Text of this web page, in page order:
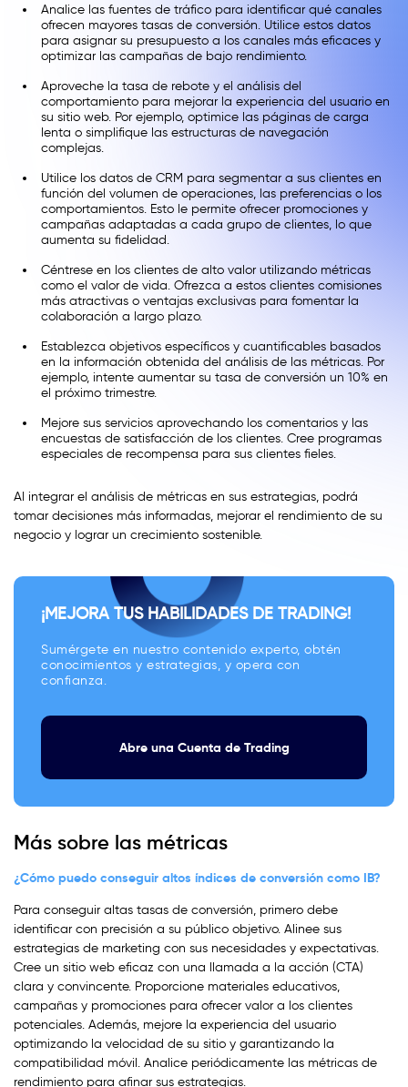
Analice las fuentes de tráfico para identificar qué canales
ofrecen mayores tasas de conversión. Utilice estos datos
para asignar su presupuesto a los canales más eficaces y
optimizar las campañas de bajo rendimiento.
Aproveche la tasa de rebote y el análisis del
comportamiento para mejorar la experiencia del usuario en
su sitio web. Por ejemplo, optimice las páginas de carga
lenta o simplifique las estructuras de navegación
complejas.
Utilice los datos de CRM para segmentar a sus clientes en
función del volumen de operaciones, las preferencias o los
comportamientos. Esto le permite ofrecer promociones y
campañas adaptadas a cada grupo de clientes, lo que
aumenta su fidelidad.
Céntrese en los clientes de alto valor utilizando métricas
como el valor de vida. Ofrezca a estos clientes comisiones
más atractivas o ventajas exclusivas para fomentar la
colaboración a largo plazo.
Establezca objetivos específicos y cuantificables basados
en la información obtenida del análisis de las métricas. Por
ejemplo, intente aumentar su tasa de conversión un 10% en
el próximo trimestre.
Mejore sus servicios aprovechando los comentarios y las
encuestas de satisfacción de los clientes. Cree programas
especiales de recompensa para sus clientes fieles.
Al integrar el análisis de métricas en sus estrategias, podrá
tomar decisiones más informadas, mejorar el rendimiento de su
negocio y lograr un crecimiento sostenible.
¡MEJORA TUS HABILIDADES DE TRADING!
Sumérgete en nuestro contenido experto, obtén
conocimientos y estrategias, y opera con
confianza.
Abre una Cuenta de Trading
Más sobre las métricas
¿Cómo puedo conseguir altos índices de conversión como IB?
Para conseguir altas tasas de conversión, primero debe
identificar con precisión a su público objetivo. Alinee sus
estrategias de marketing con sus necesidades y expectativas.
Cree un sitio web eficaz con una llamada a la acción (CTA)
clara y convincente. Proporcione materiales educativos,
campañas y promociones para ofrecer valor a los clientes
potenciales. Además, mejore la experiencia del usuario
optimizando la velocidad de su sitio y garantizando la
compatibilidad móvil. Analice periódicamente las métricas de
rendimiento para afinar sus estrategias.